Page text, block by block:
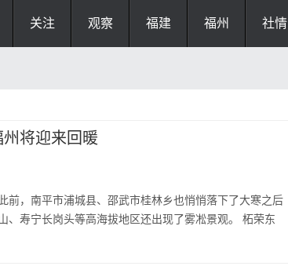
关注 观察 福建 福州 社情
将迎来回暖
前，南平市浦城县、邵武市桂林乡也悄悄落下了大寒之后
、寿宁长岗头等高海拔地区还出现了雾凇景观。 柘荣东